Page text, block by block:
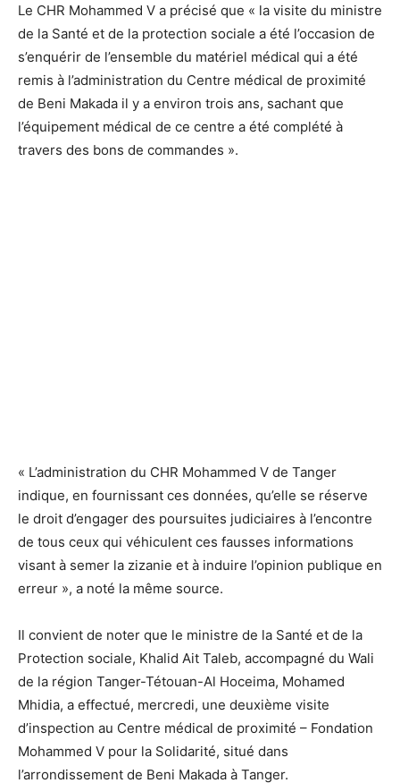
Le CHR Mohammed V a précisé que « la visite du ministre
de la Santé et de la protection sociale a été l’occasion de
s’enquérir de l’ensemble du matériel médical qui a été
remis à l’administration du Centre médical de proximité
de Beni Makada il y a environ trois ans, sachant que
l’équipement médical de ce centre a été complété à
travers des bons de commandes ».
« L’administration du CHR Mohammed V de Tanger
indique, en fournissant ces données, qu’elle se réserve
le droit d’engager des poursuites judiciaires à l’encontre
de tous ceux qui véhiculent ces fausses informations
visant à semer la zizanie et à induire l’opinion publique en
erreur », a noté la même source.
Il convient de noter que le ministre de la Santé et de la
Protection sociale, Khalid Ait Taleb, accompagné du Wali
de la région Tanger-Tétouan-Al Hoceima, Mohamed
Mhidia, a effectué, mercredi, une deuxième visite
d’inspection au Centre médical de proximité – Fondation
Mohammed V pour la Solidarité, situé dans
l’arrondissement de Beni Makada à Tanger.